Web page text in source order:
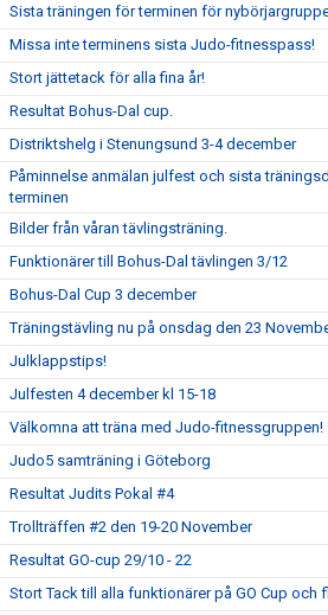
Sista träningen för terminen för
Missa inte terminens sista Judo-fitnesspass!
Stort jättetack för alla fina år!
Resultat Bohus-Dal cup.
Distriktshelg i Stenungsund 3-4 december
Påminnelse anmälan julfest och sista
terminen
Bilder från våran tävlingsträning.
Funktionärer till Bohus-Dal tävlingen 3/12
Bohus-Dal Cup 3 december
Träningstävling nu på onsdag den 23
Julklappstips!
Julfesten 4 december kl 15-18
Välkomna att träna med Judo-fitnessgruppen!
Judo5 samträning i Göteborg
Resultat Judits Pokal #4
Trollträffen #2 den 19-20 November
Resultat GO-cup 29/10 - 22
Stort Tack till alla funktionärer på GO Cup och